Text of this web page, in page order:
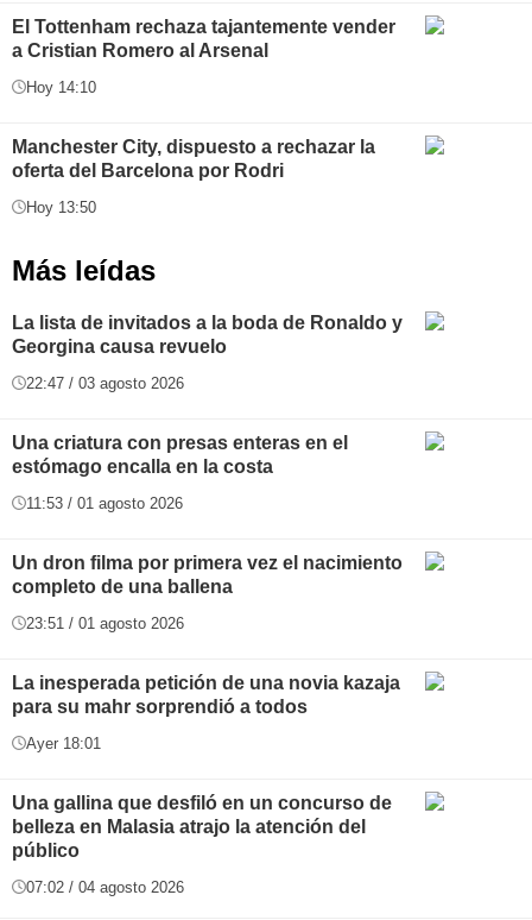
El Tottenham rechaza tajantemente vender
a Cristian Romero al Arsenal
Hoy 14:10
Manchester City, dispuesto a rechazar la
oferta del Barcelona por Rodri
Hoy 13:50
Más leídas
La lista de invitados a la boda de Ronaldo y
Georgina causa revuelo
22:47 / 03 agosto 2026
Una criatura con presas enteras en el
estómago encalla en la costa
11:53 / 01 agosto 2026
Un dron filma por primera vez el nacimiento
completo de una ballena
23:51 / 01 agosto 2026
La inesperada petición de una novia kazaja
para su mahr sorprendió a todos
Ayer 18:01
Una gallina que desfiló en un concurso de
belleza en Malasia atrajo la atención del
público
07:02 / 04 agosto 2026